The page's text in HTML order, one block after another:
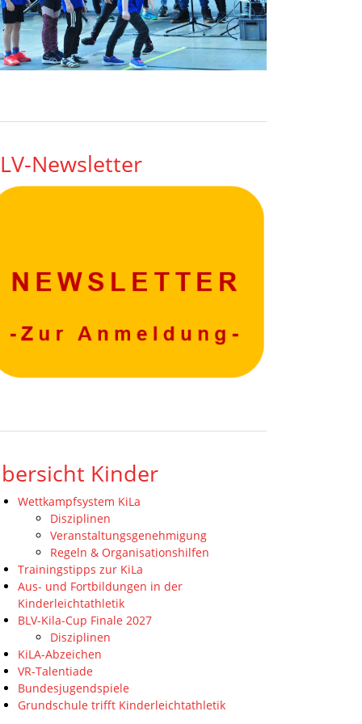
Newsletter
Kinder
Wettkampfsystem KiLa
Disziplinen
Veranstaltungsgenehmigung
Regeln & Organisationshilfen
Trainingstipps zur KiLa
Aus- und Fortbildungen in der
Kinderleichtathletik
BLV-Kila-Cup Finale 2027
Disziplinen
KiLA-Abzeichen
VR-Talentiade
Bundesjugendspiele
Grundschule trifft Kinderleichtathletik